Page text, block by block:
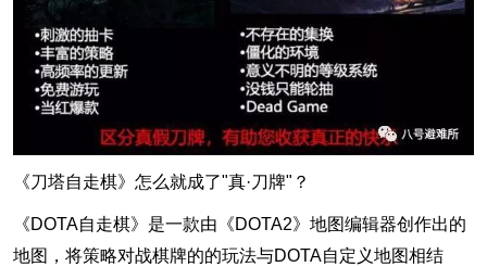
《刀塔自走棋》怎么就成了"真·刀牌"？
《DOTA自走棋》是一款由《DOTA2》地图编辑器创作出的
地图，将策略对战棋牌的的玩法与DOTA自定义地图相结